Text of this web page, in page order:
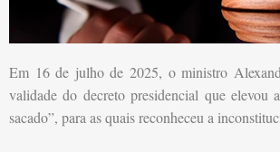
Em 16 de julho de 2025, o ministro
validade do decreto presidencial que elevou
sacado”, para as quais reconheceu a